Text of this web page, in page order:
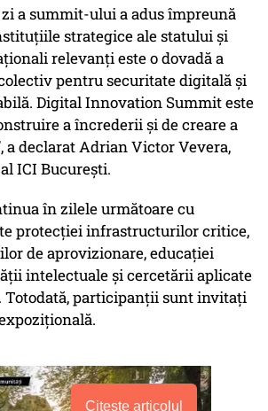
a summit-ului a adus împreună
strategice ale statului și
relevanți este o dovadă a
pentru securitate digitală și
Digital Innovation Summit este
a încrederii și de creare a
declarat Adrian Victor Vevera,
ICI București.
în zilele următoare cu
protecției infrastructurilor critice,
de aprovizionare, educației
intelectuale și cercetării aplicate
Totodată, participanții sunt invitați
Citește articolul